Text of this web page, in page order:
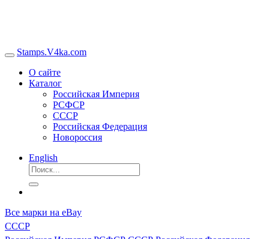
Stamps.V4ka.com
О сайте
Каталог
Российская Империя
РСФСР
СССР
Российская Федерация
Новороссия
English
Все марки на eBay
СССР